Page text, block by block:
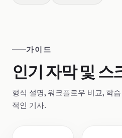
가이드
인기 자막 및 스
형식 설명, 워크플로우 비교, 학
적인 기사.